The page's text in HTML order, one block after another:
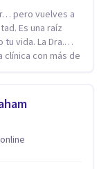
pero vuelves a
Es una raíz
La Dra.
clínica con más de
emocional y los
Su
clara: no